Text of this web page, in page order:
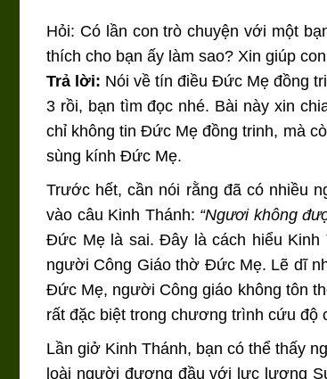
Hỏi: Có lần con trò chuyện với một
thích cho bạn ấy làm sao? Xin giúp
Trả lời: Nói về tín điều Đức Mẹ đồng
3 rồi, bạn tìm đọc nhé. Bài này xin
chỉ không tin Đức Mẹ đồng trinh, mà
sùng kính Đức Mẹ.
Trước hết, cần nói rằng đã có nhiều
vào câu Kinh Thánh: “Ngươi không
Đức Mẹ là sai. Đây là cách hiểu Kinh
người Công Giáo thờ Đức Mẹ. Lẽ dĩ
Đức Mẹ, người Công giáo không tôn
rất đặc biệt trong chương trình cứu độ
Lần giở Kinh Thánh, bạn có thể thấy
loài người đương đầu với lực lượng